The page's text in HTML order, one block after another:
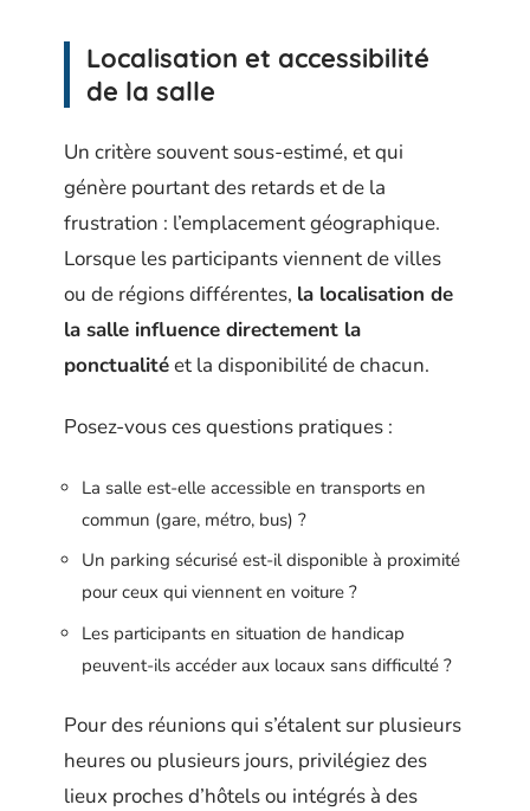
Localisation et accessibilité
de la salle
Un critère souvent sous-estimé, et qui
génère pourtant des retards et de la
frustration : l’emplacement géographique.
Lorsque les participants viennent de villes
ou de régions différentes, la localisation de
la salle influence directement la
ponctualitéet la disponibilité de chacun.
Posez-vous ces questions pratiques :
La salle est-elle accessible en transports en
commun (gare, métro, bus) ?
Un parking sécurisé est-il disponible à proximité
pour ceux qui viennent en voiture ?
Les participants en situation de handicap
peuvent-ils accéder aux locaux sans difficulté ?
Pour des réunions qui s’étalent sur plusieurs
heures ou plusieurs jours, privilégiez des
lieux proches d’hôtels ou intégrés à des